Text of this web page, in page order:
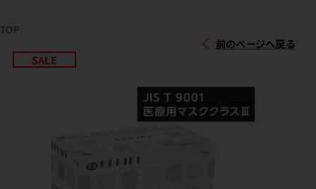
TOP
前のページへ戻る
SALE